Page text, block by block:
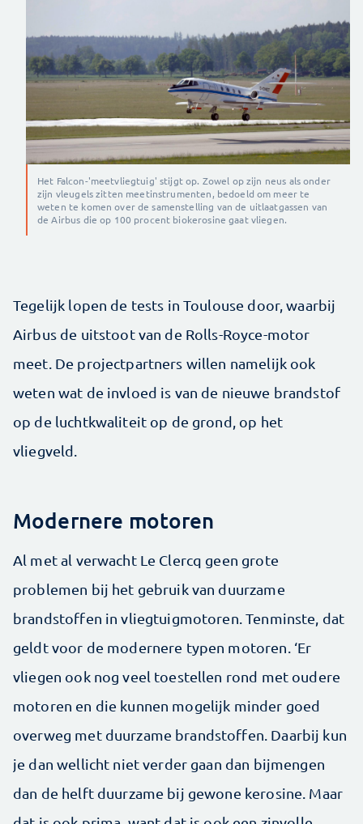
Het Falcon-'meetvliegtuig' stijgt op. Zowel op zijn neus als onder
zijn vleugels zitten meetinstrumenten, bedoeld om meer te
weten te komen over de samenstelling van de uitlaatgassen van
de Airbus die op 100 procent biokerosine gaat vliegen.
​Tegelijk lopen de tests in Toulouse door, waarbij
Airbus de uitstoot van de Rolls-Royce-motor
meet. De projectpartners willen namelijk ook
weten wat de invloed is van de nieuwe brandstof
op de luchtkwaliteit op de grond, op het
vliegveld.
Modernere motoren
Al met al verwacht Le Clercq geen grote
problemen bij het gebruik van duurzame
brandstoffen in vliegtuigmotoren. Tenminste, dat
geldt voor de modernere typen motoren. ‘Er
vliegen ook nog veel toestellen rond met oudere
motoren en die kunnen mogelijk minder goed
overweg met duurzame brandstoffen. Daarbij kun
je dan wellicht niet verder gaan dan bijmengen
dan de helft duurzame bij gewone kerosine. Maar